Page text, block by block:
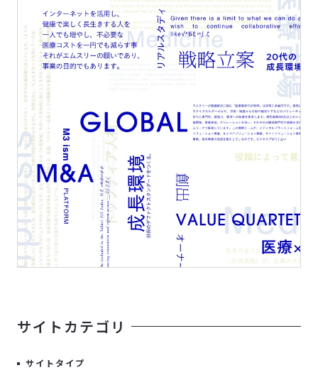
サイトカテゴリ
サイトタイプ